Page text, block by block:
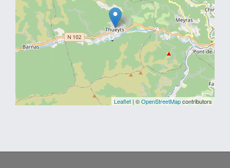
Leaflet | ©OpenStreetMapcontributors